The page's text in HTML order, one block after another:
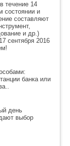
течение 14
состоянии и
составляют
и др.)
сентября 2016
банка или
день
выбор